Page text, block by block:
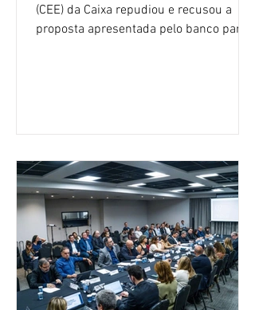
(CEE) da Caixa repudiou e recusou a
proposta apresentada pelo banco para o
negociações das empregadas e dos
empregados exigiram que a Caixa refaça
os cálculos e apresente uma nova
proposta. O entendimento é que a
proposta